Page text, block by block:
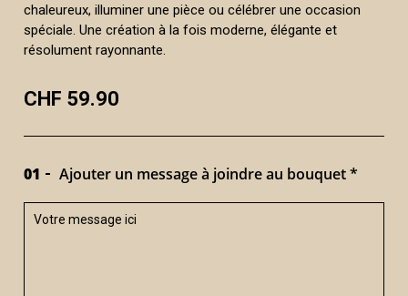
chaleureux, illuminer une pièce ou célébrer une occasion
spéciale. Une création à la fois moderne, élégante et
résolument rayonnante.
CHF 59.90
01 Ajouter un message à joindre au bouquet *